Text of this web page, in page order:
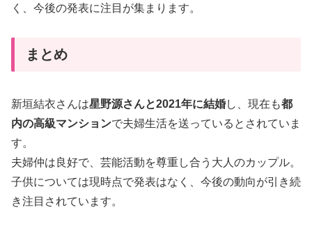
く、今後の発表に注目が集まります。
まとめ
新垣結衣さんは星野源さんと2021年に結婚し、現在も都
内の高級マンションで夫婦生活を送っているとされていま
す。
夫婦仲は良好で、芸能活動を尊重し合う大人のカップル。
子供については現時点で発表はなく、今後の動向が引き続
き注目されています。